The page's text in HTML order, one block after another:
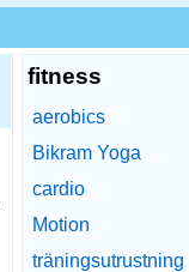
fitness
aerobics
Bikram Yoga
cardio
Motion
träningsutrustning